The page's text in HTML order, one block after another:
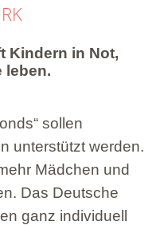
Kindern in Not,
leben.
sollen
unterstützt werden.
Mädchen und
Das Deutsche
ganz individuell